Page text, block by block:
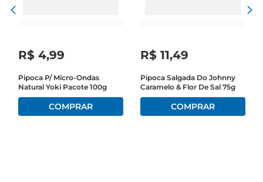
R$ 4,99
Pipoca P/ Micro-Ondas
Natural Yoki Pacote 100g
R$ 11,49
Pipoca Salgada Do Johnny
Caramelo & Flor De Sal 75g